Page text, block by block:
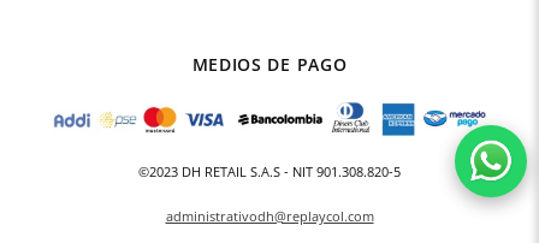
MEDIOS DE PAGO
©2023 DH RETAIL S.A.S - NIT 901.308.820-5
administrativodh@replaycol.com